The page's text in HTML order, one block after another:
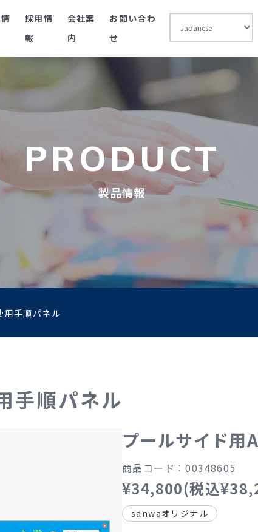
採用情
報
会社案
内
お問い合わ
せ
PRODUCT
製品情報
用手順パネル
手順パネル
プールサイド用
商品コード：00348605
¥34,800(税込
sanwaオリジナル